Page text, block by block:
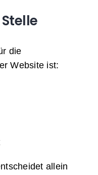
die
Website ist:
allein